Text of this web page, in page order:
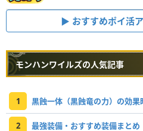
おすすめポイ活
モンハンワイルズの人気記事
1 黒蝕一体（黒蝕竜の力）の効果
2 最強装備・おすすめ装備まとめ